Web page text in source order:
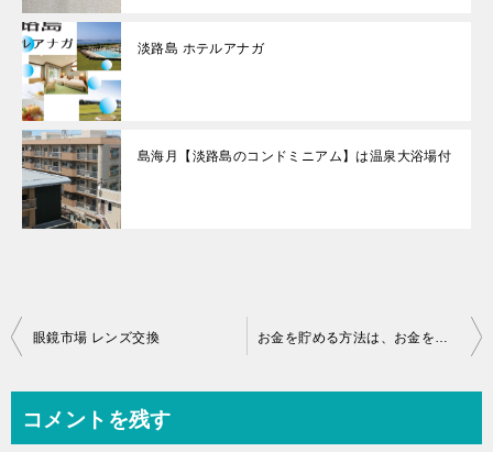
淡路島 ホテルアナガ
島海月【淡路島のコンドミニアム】は温泉大浴場付
投
ビ
眼鏡市場 レンズ交換 お金を貯める方法は、お金を使うこと！？
コメントを残す